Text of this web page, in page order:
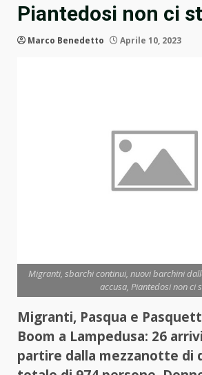
Piantedosi non ci
Marco Benedetto Aprile 10, 2023
Migranti, sbarchi continui, nuovi barchini
accusa, Piantedosi non ci
Migranti, Pasqua e
Boom a Lampedusa: 26
partire dalla mezzanotte di